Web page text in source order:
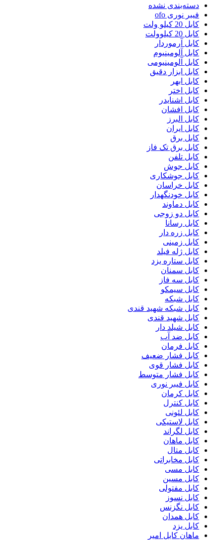
دسته‌بندی نشده
فیبر نوری ofo
کابل 20 کیلو ولت
کابل 20 کیلوولت
کابل آرموردار
کابل آلومینیوم
کابل آلومینیومی
کابل ابزار دقیق
کابل ابهر
کابل اختر
کابل اشنایدر
کابل افشان
کابل البرز
کابل ایران
کابل برق
کابل برق تک فاز
کابل تلفن
کابل جوش
کابل جوشکاری
کابل خراسان
کابل خودنگهدار
کابل دماوند
کابل دو زوجی
کابل رسانا
کابل زره دار
کابل زمینی
کابل ژله فیلد
کابل ستاره یزد
کابل سمنان
کابل سه فاز
کابل سیمکو
کابل شبکه
کابل شبکه شهید قندی
کابل شهید قندی
کابل شیلد دار
کابل ضد آب
کابل فرمان
کابل فشار ضعیف
کابل فشار قوی
کابل فشار متوسط
کابل فیبر نوری
کابل کرمان
کابل کنترل
کابل لئونی
کابل لاستیکی
کابل لگراند
کابل ماهان
کابل متال
کابل مخابراتی
کابل مسی
کابل مسین
کابل مفتولی
کابل نسوز
کابل نگزنس
کابل همدان
کابل یزد
ماهان کابل امیر